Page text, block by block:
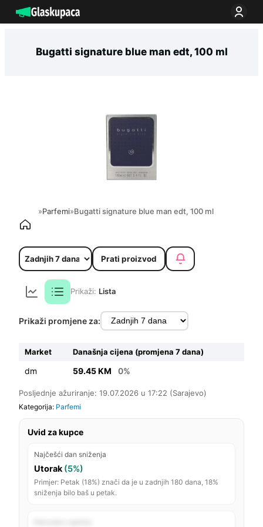
na
Bugatti signature blue man edt, 100 ml
»Parfemi»Bugatti signature blue man edt, 100 ml
Prati proizvod
Prikaži: Lista
Prikaži promjene za:
Market Današnja cijena (promjena 7 dana)
dm 59.45 KM 0%
Posljednje ažuriranje: 19.07.2026 u 17:22 (Sarajevo)
Kategorija: Parfemi
Uvid za kupce
Najčešći dan sniženja
Utorak (5%)
Primjer: Petak (18%) znači da je u zadnjih 180 dana, 18%
sniženja bilo baš u petak.